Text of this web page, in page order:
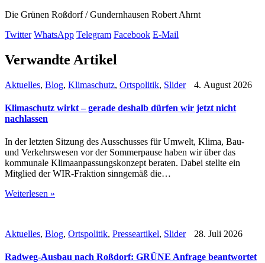
Die Grünen Roßdorf / Gundernhausen Robert Ahrnt
Twitter WhatsApp Telegram Facebook E-Mail
Verwandte Artikel
Aktuelles, Blog, Klimaschutz, Ortspolitik, Slider 4. August 2026
Klimaschutz wirkt – gerade deshalb dürfen wir jetzt nicht
nachlassen
In der letzten Sitzung des Ausschusses für Umwelt, Klima, Bau-
und Verkehrswesen vor der Sommerpause haben wir über das
kommunale Klimaanpassungskonzept beraten. Dabei stellte ein
Mitglied der WIR-Fraktion sinngemäß die…
Weiterlesen »
Aktuelles, Blog, Ortspolitik, Presseartikel, Slider 28. Juli 2026
Radweg-Ausbau nach Roßdorf: GRÜNE Anfrage beantwortet